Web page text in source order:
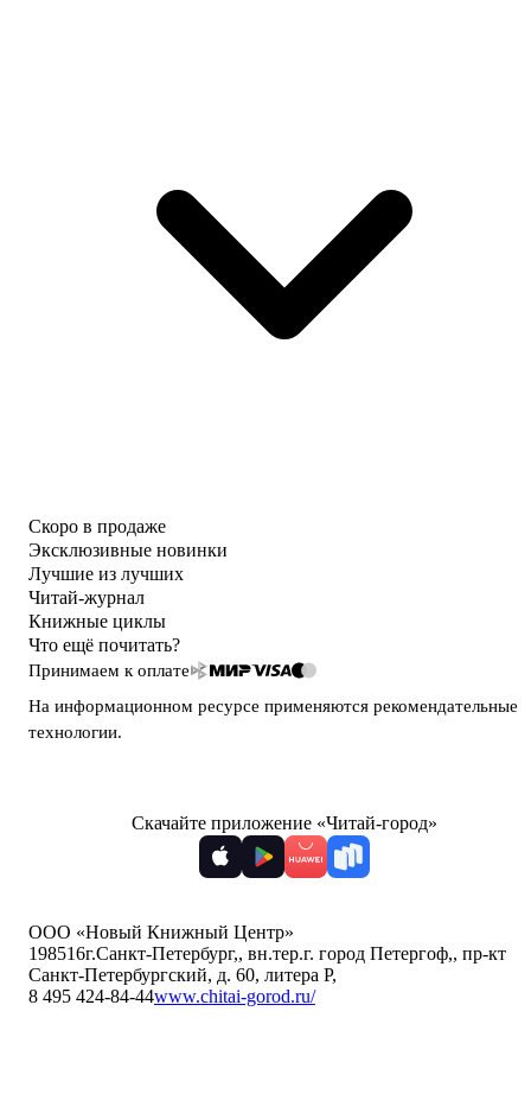
Скоро в продаже
Эксклюзивные новинки
Лучшие из лучших
Читай-журнал
Книжные циклы
Что ещё почитать?
Принимаем к оплате
На информационном ресурсе применяются рекомендательные
технологии.
Скачайте приложение «Читай-город»
ООО «Новый Книжный Центр»
198516г.Санкт-Петербург,, вн.тер.г. город Петергоф,, пр-кт
Санкт-Петербургский, д. 60, литера Р,
8 495 424-84-44www.chitai-gorod.ru/